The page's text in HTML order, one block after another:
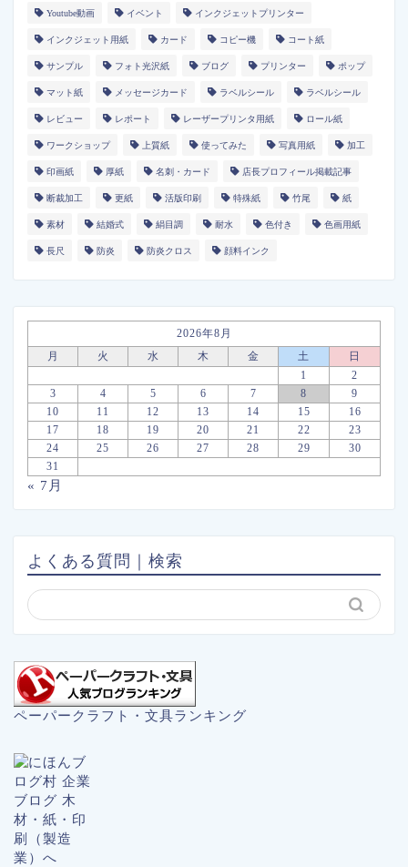
Youtube動画 イベント インクジェットプリンター
インクジェット用紙 カード コピー機 コート紙
サンプル フォト光沢紙 ブログ プリンター ポップ
マット紙 メッセージカード ラベルシール ラベルシール
レビュー レポート レーザープリンタ用紙 ロール紙
ワークショップ 上質紙 使ってみた 写真用紙 加工
印画紙 厚紙 名刺・カード 店長プロフィール掲載記事
断裁加工 更紙 活版印刷 特殊紙 竹尾 紙
素材 結婚式 絹目調 耐水 色付き 色画用紙
長尺 防炎 防炎クロス 顔料インク
2026年8月
月
火 水 木 金 土
日
1
2
3
4 5 6 7 8
9
10
11 12 13 14 15
16
17
18 19 20 21 22
23
24
25 26 27 28 29
30
31
« 7月
よくある質問｜検索
ペーパークラフト・文具ランキング